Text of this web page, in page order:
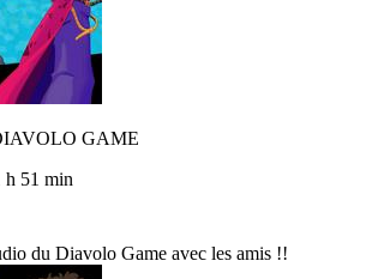
GAME
h 51 min
du Diavolo Game avec les amis !!